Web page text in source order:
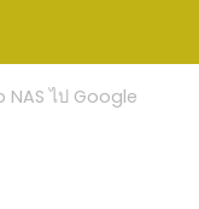
NAS ไป Google